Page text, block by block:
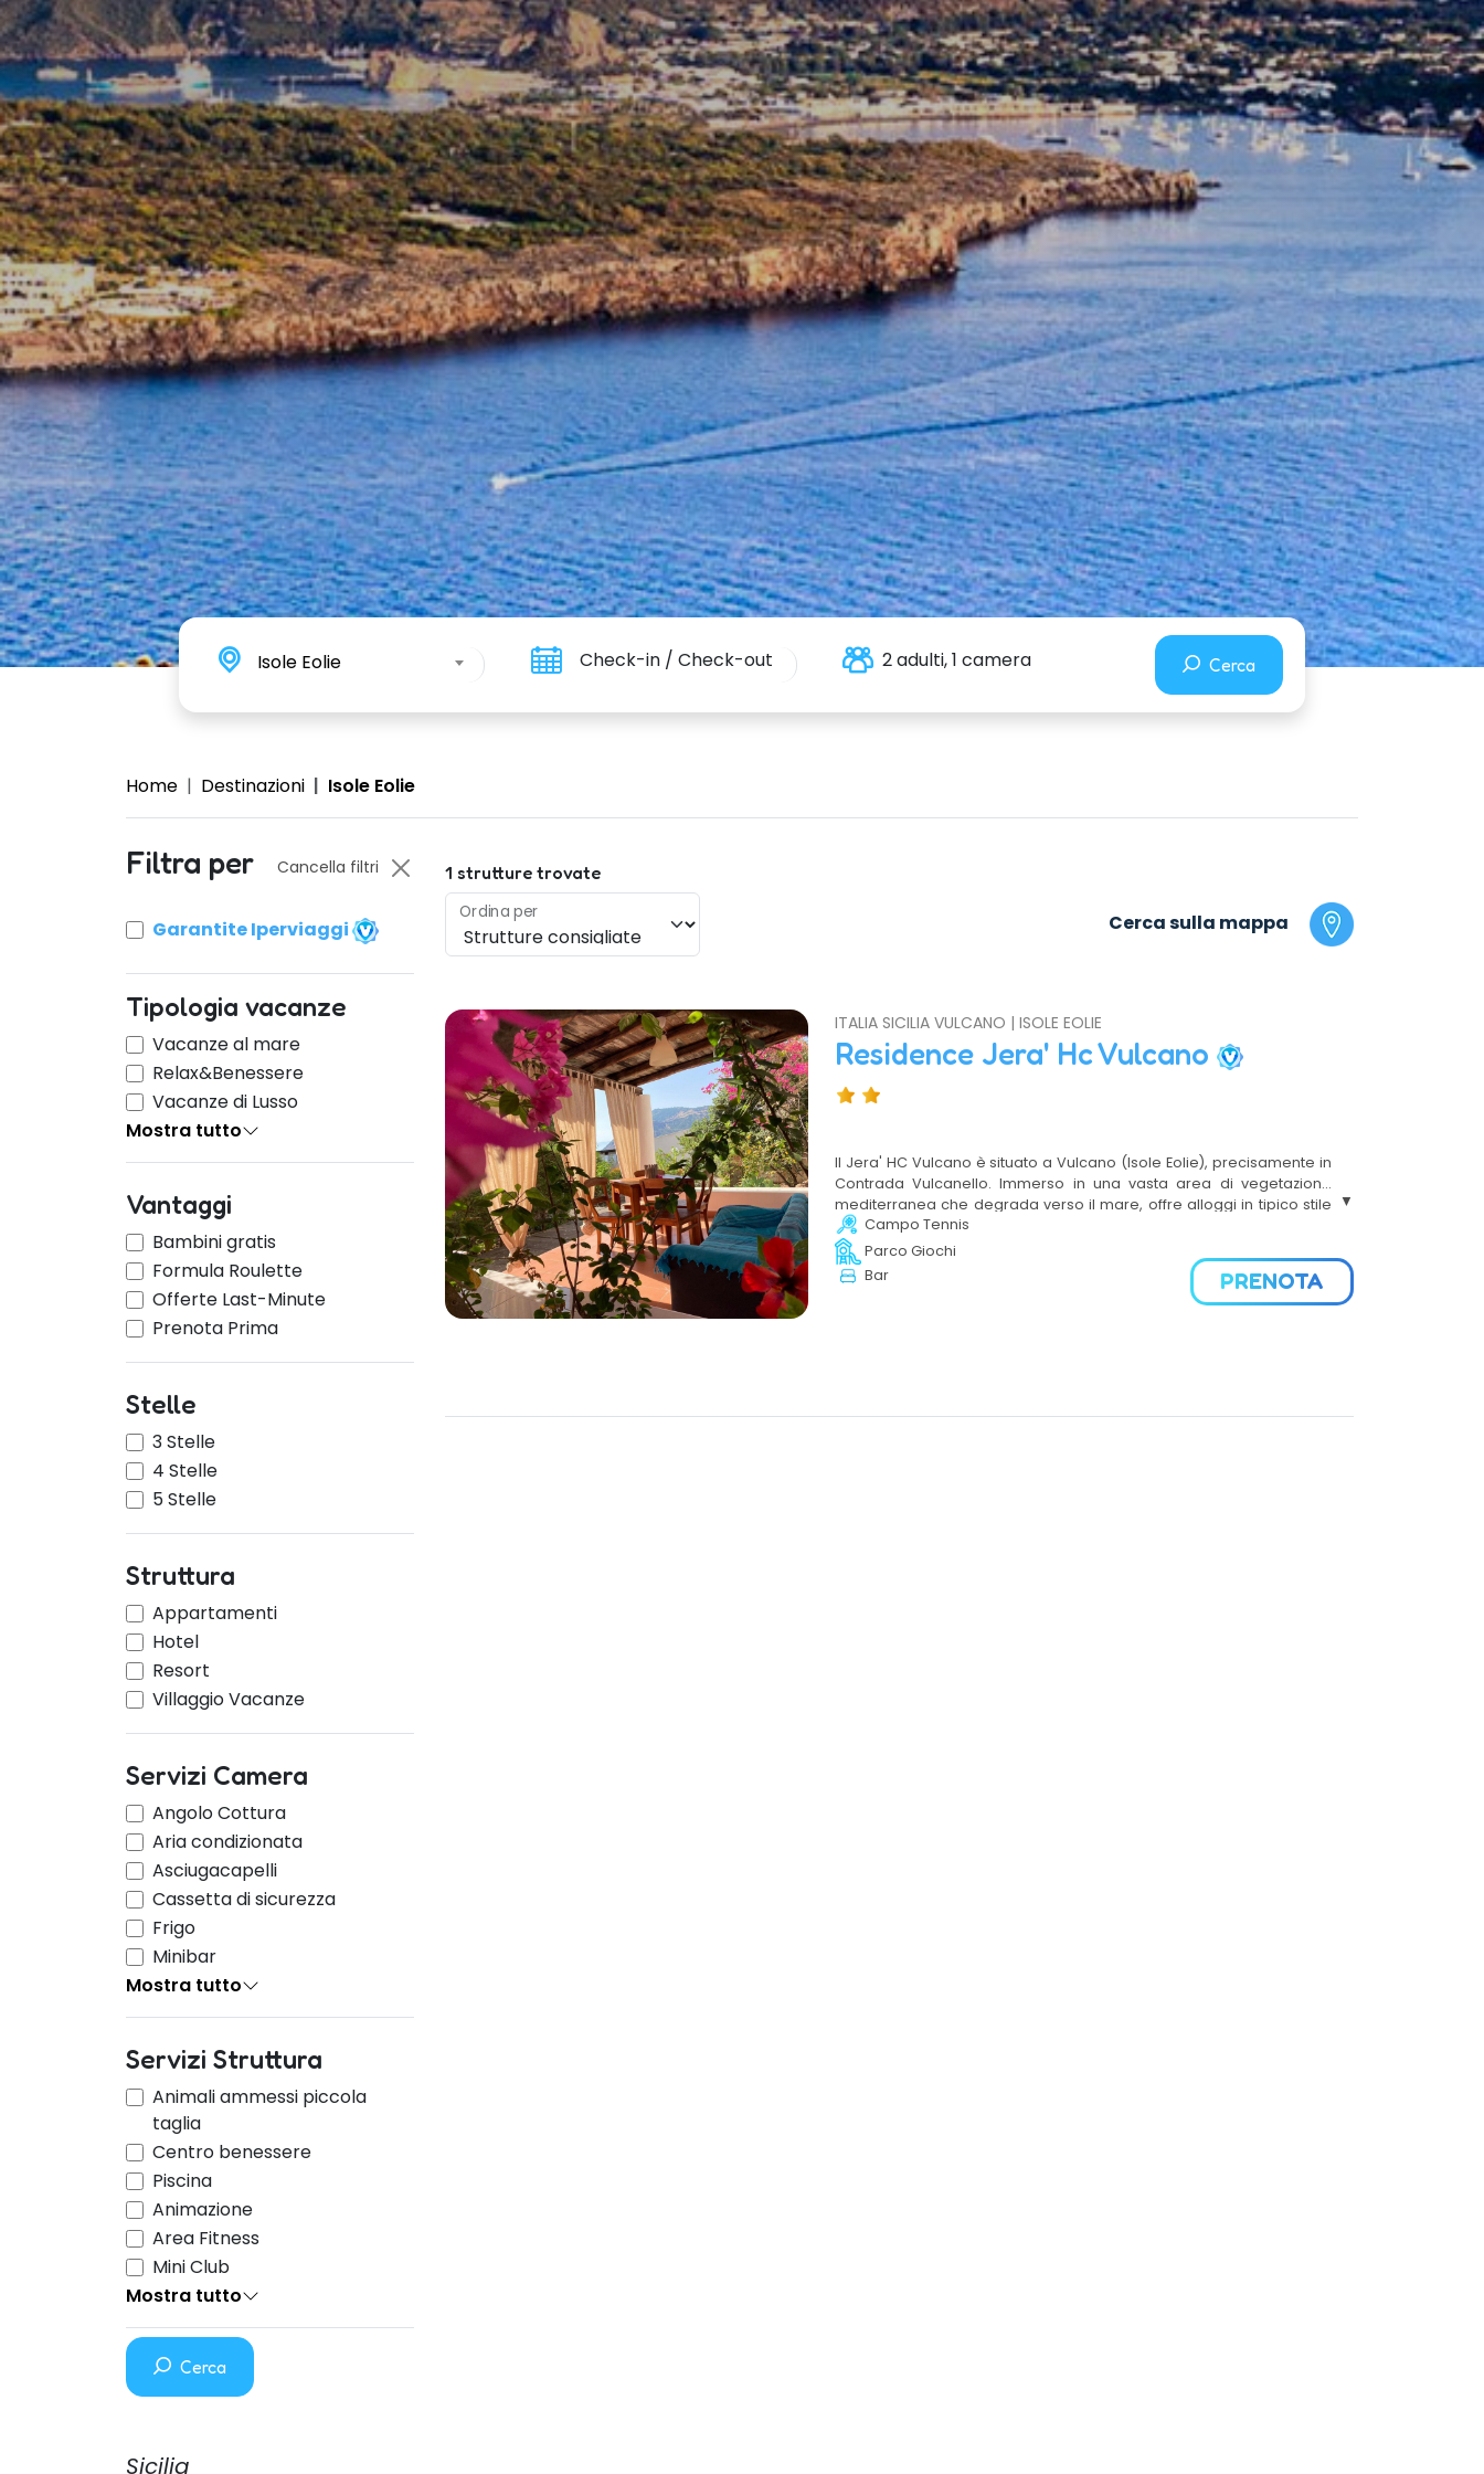
Isole Eolie Check-in / Check-out 2 adulti, 1 camera Cerca
Home Destinazioni Isole Eolie
Filtra per Cancella filtri
Garantite Iperviaggi
Tipologia vacanze
Vacanze al mare
Relax&Benessere
Vacanze di Lusso
Mostra tutto
Vantaggi
Bambini gratis
Formula Roulette
Offerte Last-Minute
Prenota Prima
Stelle
3 Stelle
4 Stelle
5 Stelle
Struttura
Appartamenti
Hotel
Resort
Villaggio Vacanze
Servizi Camera
Angolo Cottura
Aria condizionata
Asciugacapelli
Cassetta di sicurezza
Frigo
Minibar
Mostra tutto
Servizi Struttura
Animali ammessi piccola
taglia
Centro benessere
Piscina
Animazione
Area Fitness
Mini Club
Mostra tutto
Cerca
1 strutture trovate
Ordina per Cerca sulla mappa
ITALIA SICILIA VULCANO | ISOLE EOLIE
Residence Jera' Hc Vulcano
Il Jera' HC Vulcano è situato a Vulcano (Isole Eolie), precisamente in
Contrada Vulcanello. Immerso in una vasta area di vegetazione
mediterranea che degrada verso il mare, offre alloggi in tipico stile
eoliano. Gode di una vista panoramica sul mare ed è collegato ai
principali punti di interesse dell'isola tramite un servizio di navetta e
autonoleggio interno. Interamente realizzati in stile eoliano e
mimetizzati dalla ricca vegetazione, le camere e gli appartamenti, si
trovano a pochi passi dal mare, in un complesso interconnesso da
Campo Tennis
Parco Giochi
Bar
PRENOTA
Sicilia